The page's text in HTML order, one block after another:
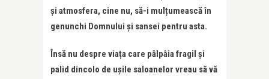
și atmosfera, cine nu, să-i mulțumească în
genunchi Domnului și sansei pentru asta.
Însă nu despre viața care pâlpâia fragil și
palid dincolo de ușile saloanelor vreau să vă